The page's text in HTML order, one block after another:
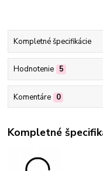
Kompletné špecifikácie
Hodnotenie 5
Komentáre 0
Kompletné